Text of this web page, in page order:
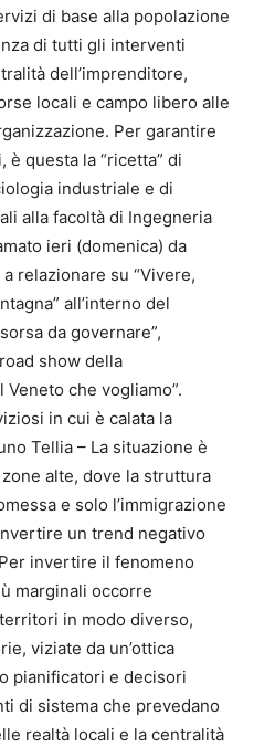
di base alla popolazione
di tutti gli interventi
dell’imprenditore,
locali e campo libero alle
Per garantire
questa la “ricetta” di
industriale e di
alla facoltà di Ingegneria
ieri (domenica) da
relazionare su “Vivere,
all’interno del
da governare”,
show della
che vogliamo”.
in cui è calata la
Tellia – La situazione è
alte, dove la struttura
e solo l’immigrazione
un trend negativo
invertire il fenomeno
marginali occorre
in modo diverso,
viziate da un’ottica
pianificatori e decisori
di sistema che prevedano
realtà locali e la centralità